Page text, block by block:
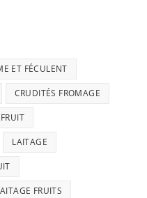
ET FÉCULENT
CRUDITÉS FROMAGE
FRUIT
LAITAGE
FRUITS